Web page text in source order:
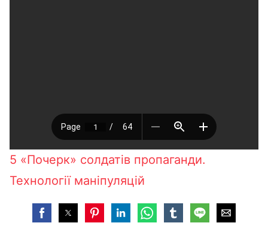
5 «Почерк» солдатів пропаганди.
Технології маніпуляцій